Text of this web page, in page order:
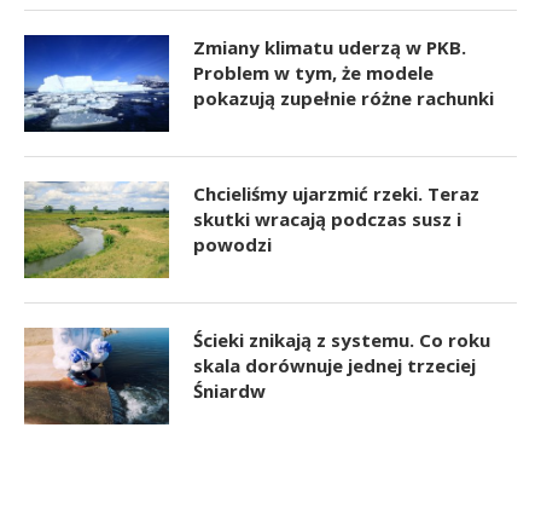
Zmiany klimatu uderzą w PKB.
Problem w tym, że modele
pokazują zupełnie różne rachunki
Chcieliśmy ujarzmić rzeki. Teraz
skutki wracają podczas susz i
powodzi
Ścieki znikają z systemu. Co roku
skala dorównuje jednej trzeciej
Śniardw